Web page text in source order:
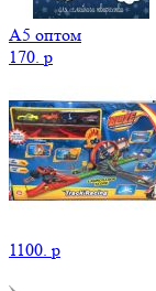
А5 оптом
170. p
1100. p